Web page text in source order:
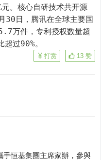
。核心自研技术共开源
30日，腾讯在全球主要国
万件，专利授权数量超
过90%。
13 赞
打赏
手恒基集團主席家辦，參與